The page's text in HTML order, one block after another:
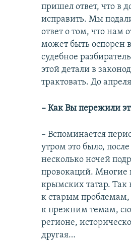
пришел ответ, что в
исправить. Мы
ответ о том, что нам
может быть оспорен
судебное
этой детали в
трактовать. До
– Как Вы пережили
– Вспоминается
утром это было,
несколько ночей
провокаций. Многие
крымских татар. Так
к старым проблемам,
к прежним темам,
регионе,
другая…